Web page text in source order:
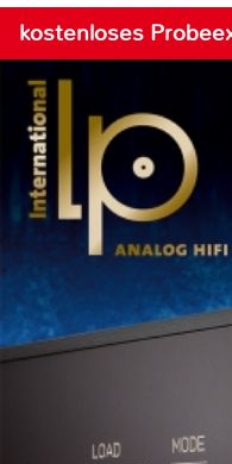
kostenloses